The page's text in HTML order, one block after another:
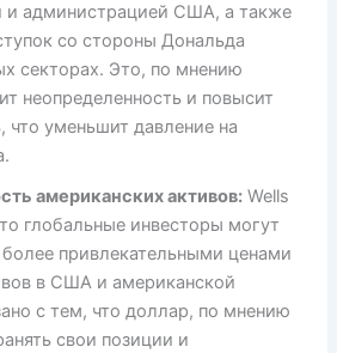
и администрацией США, а также
со стороны Дональда
секторах. Это, по мнению
неопределенность и повысит
что уменьшит давление на
американских активов: Wells
глобальные инвесторы могут
более привлекательными ценами
в США и американской
с тем, что доллар, по мнению
свои позиции и